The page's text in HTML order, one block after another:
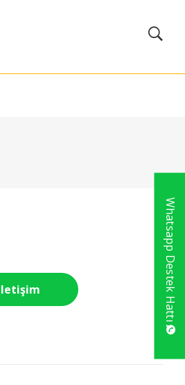
Whatsapp Destek Hattı